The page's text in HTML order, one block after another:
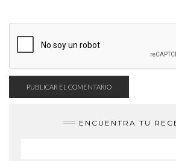
ENCUENTRA TU